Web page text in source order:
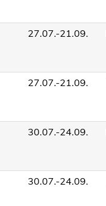
27.07.-21.09.
27.07.-21.09.
30.07.-24.09.
30.07.-24.09.